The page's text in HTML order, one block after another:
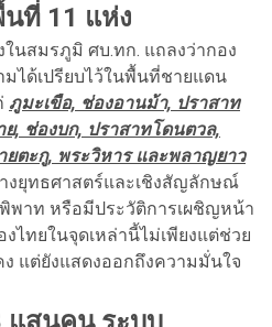
ที่ 11 แห่ง
นสมรภูมิ ศบ.ทก. แถลงว่ากอง
ได้เปรียบไว้ในพื้นที่ชายแดน
ภูมะเขือ, ช่องอานม้า, ปราสาท
, ช่องบก, ปราสาทโดนตวล,
ตะกู, พระวิหาร และพลาญยาว
ยุทธศาสตร์และเชิงสัญลักษณ์
พาท หรือมีประวัติการเผชิญหน้า
ไทยในจุดเหล่านี้ไม่เพียงแต่ช่วย
แต่ยังแสดงออกถึงความมั่นใจ